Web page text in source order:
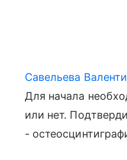
Савельева
Для начала
или нет.
-